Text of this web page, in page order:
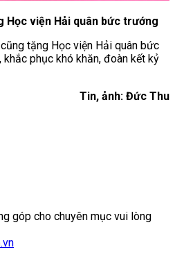
Học viện Hải quân bức trướng
tặng Học viện Hải quân bức
phục khó khăn, đoàn kết kỷ
Tin, ảnh: Đức Thu
góp cho chuyên mục vui lòng